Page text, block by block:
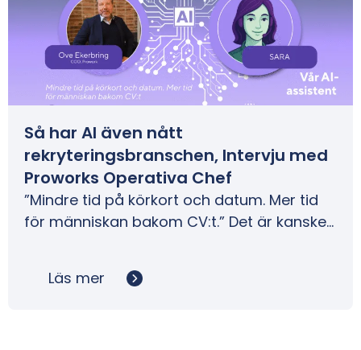
Så har AI även nått
rekryteringsbranschen, Intervju med
Proworks Operativa Chef
”Mindre tid på körkort och datum. Mer tid
för människan bakom CV:t.” Det är kanske…
Läs mer